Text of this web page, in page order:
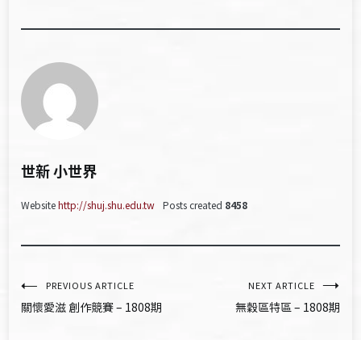
世新 小世界
Websitehttp://shuj.shu.edu.tw Posts created 8458
文
章
PREVIOUS ARTICLE
關懷愛滋 創作競賽 – 1808期
NEXT ARTICLE
無穀區特區 – 1808期